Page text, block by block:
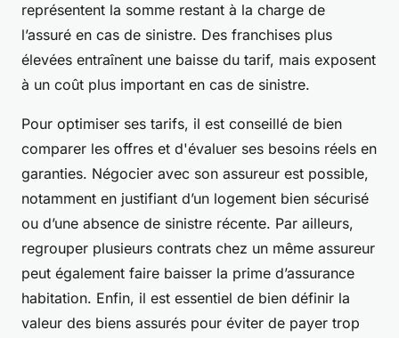
représentent la somme restant à la charge de
l’assuré en cas de sinistre. Des franchises plus
élevées entraînent une baisse du tarif, mais exposent
à un coût plus important en cas de sinistre.
Pour optimiser ses tarifs, il est conseillé de bien
comparer les offres et d'évaluer ses besoins réels en
garanties. Négocier avec son assureur est possible,
notamment en justifiant d’un logement bien sécurisé
ou d’une absence de sinistre récente. Par ailleurs,
regrouper plusieurs contrats chez un même assureur
peut également faire baisser la prime d’assurance
habitation. Enfin, il est essentiel de bien définir la
valeur des biens assurés pour éviter de payer trop